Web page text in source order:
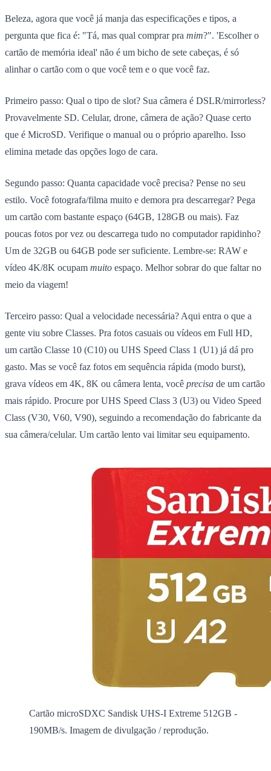
Beleza, agora que você já manja das especificações e tipos, a
pergunta que fica é: "Tá, mas qual comprar pra mim?". 'Escolher o
cartão de memória ideal' não é um bicho de sete cabeças, é só
alinhar o cartão com o que você tem e o que você faz.
Primeiro passo: Qual o tipo de slot? Sua câmera é DSLR/mirrorless?
Provavelmente SD. Celular, drone, câmera de ação? Quase certo
que é MicroSD. Verifique o manual ou o próprio aparelho. Isso
elimina metade das opções logo de cara.
Segundo passo: Quanta capacidade você precisa? Pense no seu
estilo. Você fotografa/filma muito e demora pra descarregar? Pega
um cartão com bastante espaço (64GB, 128GB ou mais). Faz
poucas fotos por vez ou descarrega tudo no computador rapidinho?
Um de 32GB ou 64GB pode ser suficiente. Lembre-se: RAW e
vídeo 4K/8K ocupam muito espaço. Melhor sobrar do que faltar no
meio da viagem!
Terceiro passo: Qual a velocidade necessária? Aqui entra o que a
gente viu sobre Classes. Pra fotos casuais ou vídeos em Full HD,
um cartão Classe 10 (C10) ou UHS Speed Class 1 (U1) já dá pro
gasto. Mas se você faz fotos em sequência rápida (modo burst),
grava vídeos em 4K, 8K ou câmera lenta, você precisa de um cartão
mais rápido. Procure por UHS Speed Class 3 (U3) ou Video Speed
Class (V30, V60, V90), seguindo a recomendação do fabricante da
sua câmera/celular. Um cartão lento vai limitar seu equipamento.
Cartão microSDXC Sandisk UHS-I Extreme 512GB -
190MB/s. Imagem de divulgação / reprodução.